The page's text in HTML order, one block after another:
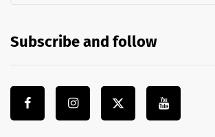
Subscribe and follow